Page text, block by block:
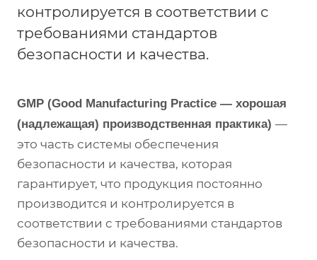
контролируется в соответствии с
требованиями стандартов
безопасности и качества.
GMP (Good Manufacturing Practice — хорошая
(надлежащая) производственная практика) —
это часть системы обеспечения
безопасности и качества, которая
гарантирует, что продукция постоянно
производится и контролируется в
соответствии с требованиями стандартов
безопасности и качества.